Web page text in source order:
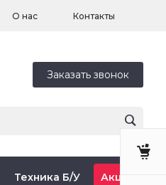
О нас Контакты
Заказать звонок
Техника Б/У Акции